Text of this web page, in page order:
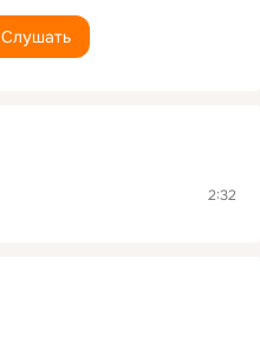
Слушать
2:32